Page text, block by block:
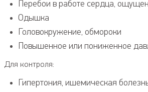
Перебои в работе сердца,
Одышка
Головокружение, обмороки
Повышенное или пониженное
Для контроля:
Гипертония, ишемическая